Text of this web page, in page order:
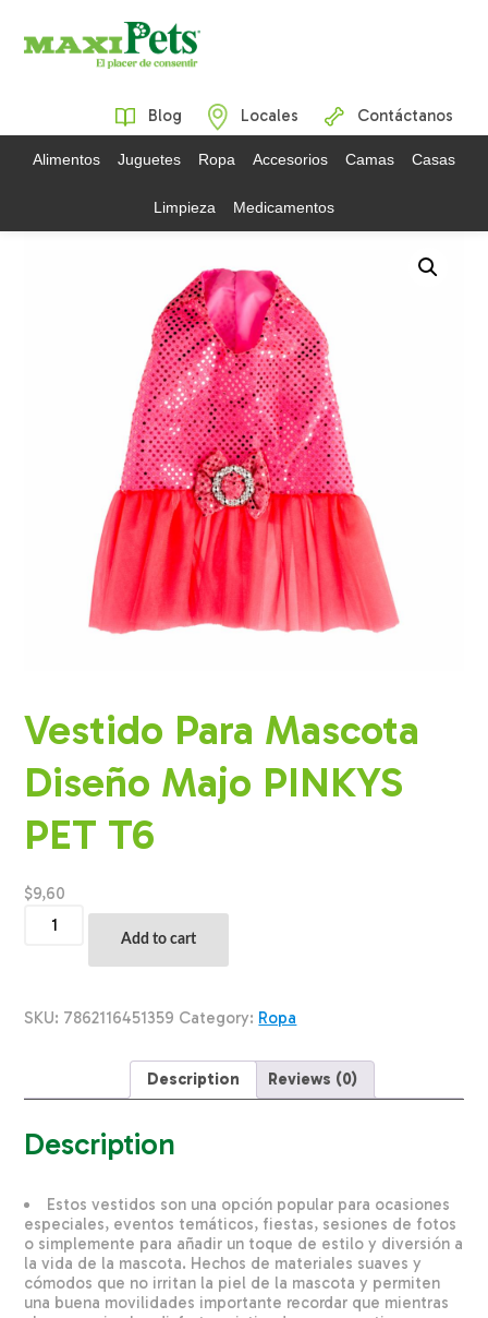
Blog Locales Contáctanos
Alimentos Juguetes Ropa Accesorios Camas Casas
Limpieza Medicamentos
Vestido Para Mascota
Diseño Majo PINKYS
PET T6
$9,60
Para
PINKYS
Add to cart
SKU: 7862116451359 Category: Ropa
Description Reviews (0)
Description
Estos vestidos son una opción popular para ocasiones
especiales, eventos temáticos, fiestas, sesiones de fotos
o simplemente para añadir un toque de estilo y diversión a
la vida de la mascota. Hechos de materiales suaves y
cómodos que no irritan la piel de la mascota y permiten
una buena movilidades importante recordar que mientras